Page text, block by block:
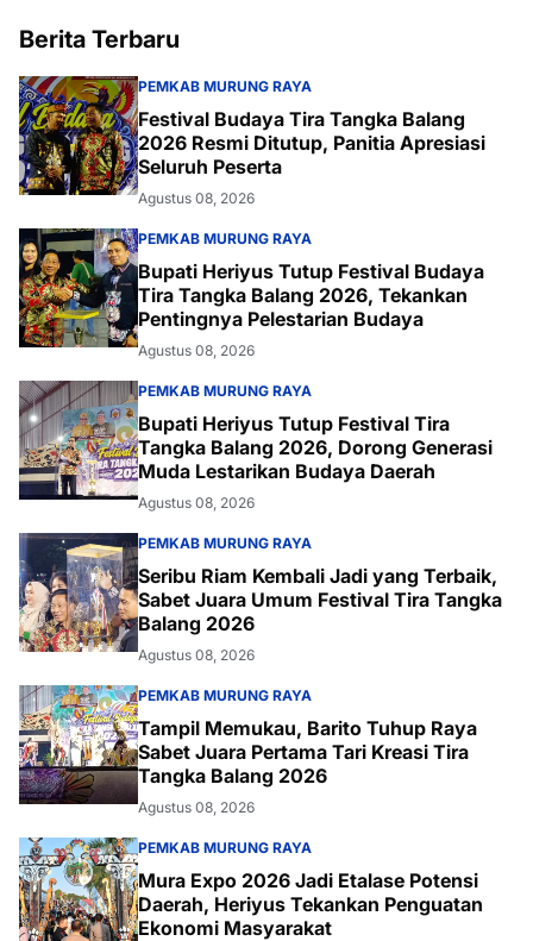
Berita Terbaru
PEMKAB MURUNG RAYA
Festival Budaya Tira Tangka Balang
2026 Resmi Ditutup, Panitia Apresiasi
Seluruh Peserta
Agustus 08, 2026
PEMKAB MURUNG RAYA
Bupati Heriyus Tutup Festival Budaya
Tira Tangka Balang 2026, Tekankan
Pentingnya Pelestarian Budaya
Agustus 08, 2026
PEMKAB MURUNG RAYA
Bupati Heriyus Tutup Festival Tira
Tangka Balang 2026, Dorong Generasi
Muda Lestarikan Budaya Daerah
Agustus 08, 2026
PEMKAB MURUNG RAYA
Seribu Riam Kembali Jadi yang Terbaik,
Sabet Juara Umum Festival Tira Tangka
Balang 2026
Agustus 08, 2026
PEMKAB MURUNG RAYA
Tampil Memukau, Barito Tuhup Raya
Sabet Juara Pertama Tari Kreasi Tira
Tangka Balang 2026
Agustus 08, 2026
PEMKAB MURUNG RAYA
Mura Expo 2026 Jadi Etalase Potensi
Daerah, Heriyus Tekankan Penguatan
Ekonomi Masyarakat